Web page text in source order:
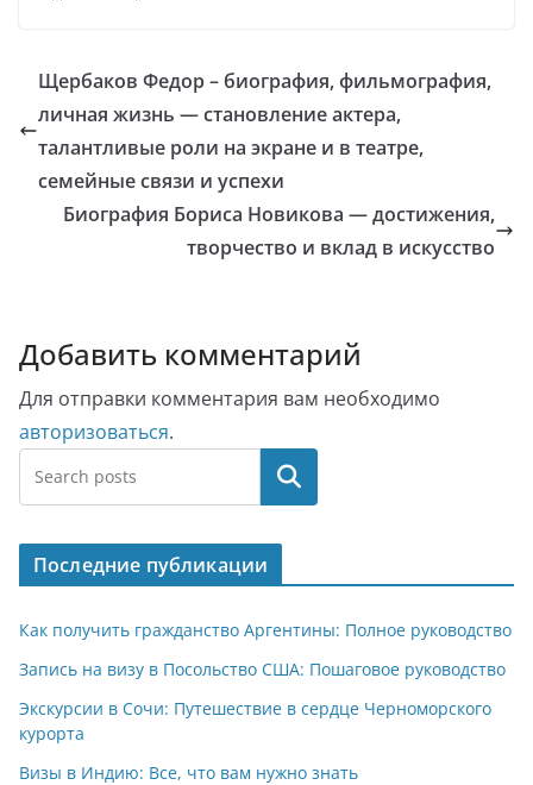
Щербаков Федор – биография, фильмография,
личная жизнь — становление актера,
талантливые роли на экране и в театре,
семейные связи и успехи
Биография Бориса Новикова — достижения,
творчество и вклад в искусство
Добавить комментарий
Для отправки комментария вам необходимо
авторизоваться.
Поиск
Последние публикации
Как получить гражданство Аргентины: Полное руководство
Запись на визу в Посольство США: Пошаговое руководство
Экскурсии в Сочи: Путешествие в сердце Черноморского
курорта
Визы в Индию: Все, что вам нужно знать